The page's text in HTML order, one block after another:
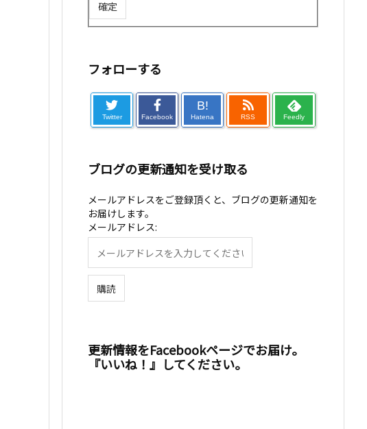
フォローする
Twitter Facebook
B!
Hatena RSS Feedly
ブログの更新通知を受け取る
メールアドレスをご登録頂くと、ブログの更新通知を
お届けします。
メールアドレス:
更新情報をFacebookページでお届け。
『いいね！』してください。